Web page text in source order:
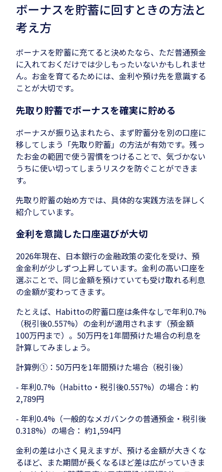
ボーナスを貯蓄に回すときの方法と
考え方
ボーナスを貯蓄に充てると決めたなら、ただ普通預金
に入れておくだけでは少しもったいないかもしれませ
ん。お金を育てるためには、金利や預け先を意識する
ことが大切です。
先取り貯蓄でボーナスを確実に貯める
ボーナスが振り込まれたら、まず貯蓄分を別の口座に
移してしまう「先取り貯蓄」の方法が有効です。残っ
たお金の範囲で使う習慣をつけることで、気づかない
うちに使い切ってしまうリスクを防ぐことができま
す。
先取り貯蓄の始め方では、具体的な実践方法を詳しく
紹介しています。
金利を意識した口座選びが大切
2026年現在、日本銀行の金融政策の変化を受け、預
金金利が少しずつ上昇しています。金利の高い口座を
選ぶことで、同じ金額を預けていても受け取れる利息
の金額が変わってきます。
たとえば、Habittoの貯蓄口座は条件なしで年利0.7%
（税引後0.557%）の金利が適用されます（預金額
100万円まで）。50万円を1年間預けた場合の利息を
計算してみましょう。
計算例①：50万円を1年間預けた場合（税引後）
- 年利0.7%（Habitto・税引後0.557%）の場合：約
2,789円
- 年利0.4%（一般的なメガバンクの普通預金・税引後
0.318%）の場合： 約1,594円
金利の差は小さく見えますが、預ける金額が大きくな
るほど、また期間が長くなるほど差は広がっていきま